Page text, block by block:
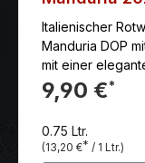
Italienischer
Manduria DOP
mit einer
sowie einem
9,90 €*
0.75 Ltr.
(13,20 €* / 1 Ltr.)